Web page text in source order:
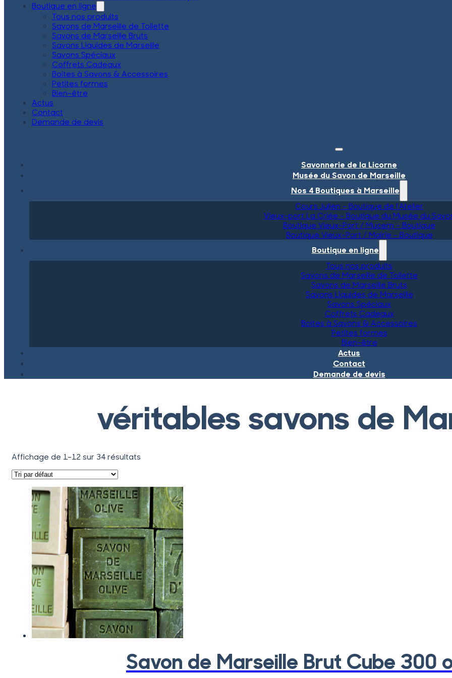
Boutique en ligne
Tous nos produits
Savons de Marseille de Toilette
Savons de Marseille Bruts
Savons Liquides de Marseille
Savons Spéciaux
Coffrets Cadeaux
Boites à Savons & Accessoires
Petites formes
Bien-être
Actus
Contact
Demande de devis
Savonnerie de la Licorne
Musée du Savon de Marseille
Nos 4 Boutiques à Marseille
Cours Julien – Boutique de l’Atelier
Vieux-port La Criée – Boutique du Musée du
Boutique Vieux-Port / Mucem – Boutique
Boutique Vieux-Port / Mairie – Boutique
Boutique en ligne
Tous nos produits
Savons de Marseille de Toilette
Savons de Marseille Bruts
Savons Liquides de Marseille
Savons Spéciaux
Coffrets Cadeaux
Boites à Savons & Accessoires
Petites formes
Bien-être
Actus
Contact
Demande de devis
véritables savons de
Affichage de 1–12 sur 34 résultats
Savon de Marseille Brut Cube 300